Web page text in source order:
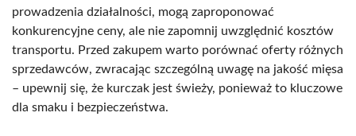
prowadzenia działalności, mogą zaproponować
konkurencyjne ceny, ale nie zapomnij uwzględnić kosztów
transportu. Przed zakupem warto porównać oferty różnych
sprzedawców, zwracając szczególną uwagę na jakość mięsa
– upewnij się, że kurczak jest świeży, ponieważ to kluczowe
dla smaku i bezpieczeństwa.